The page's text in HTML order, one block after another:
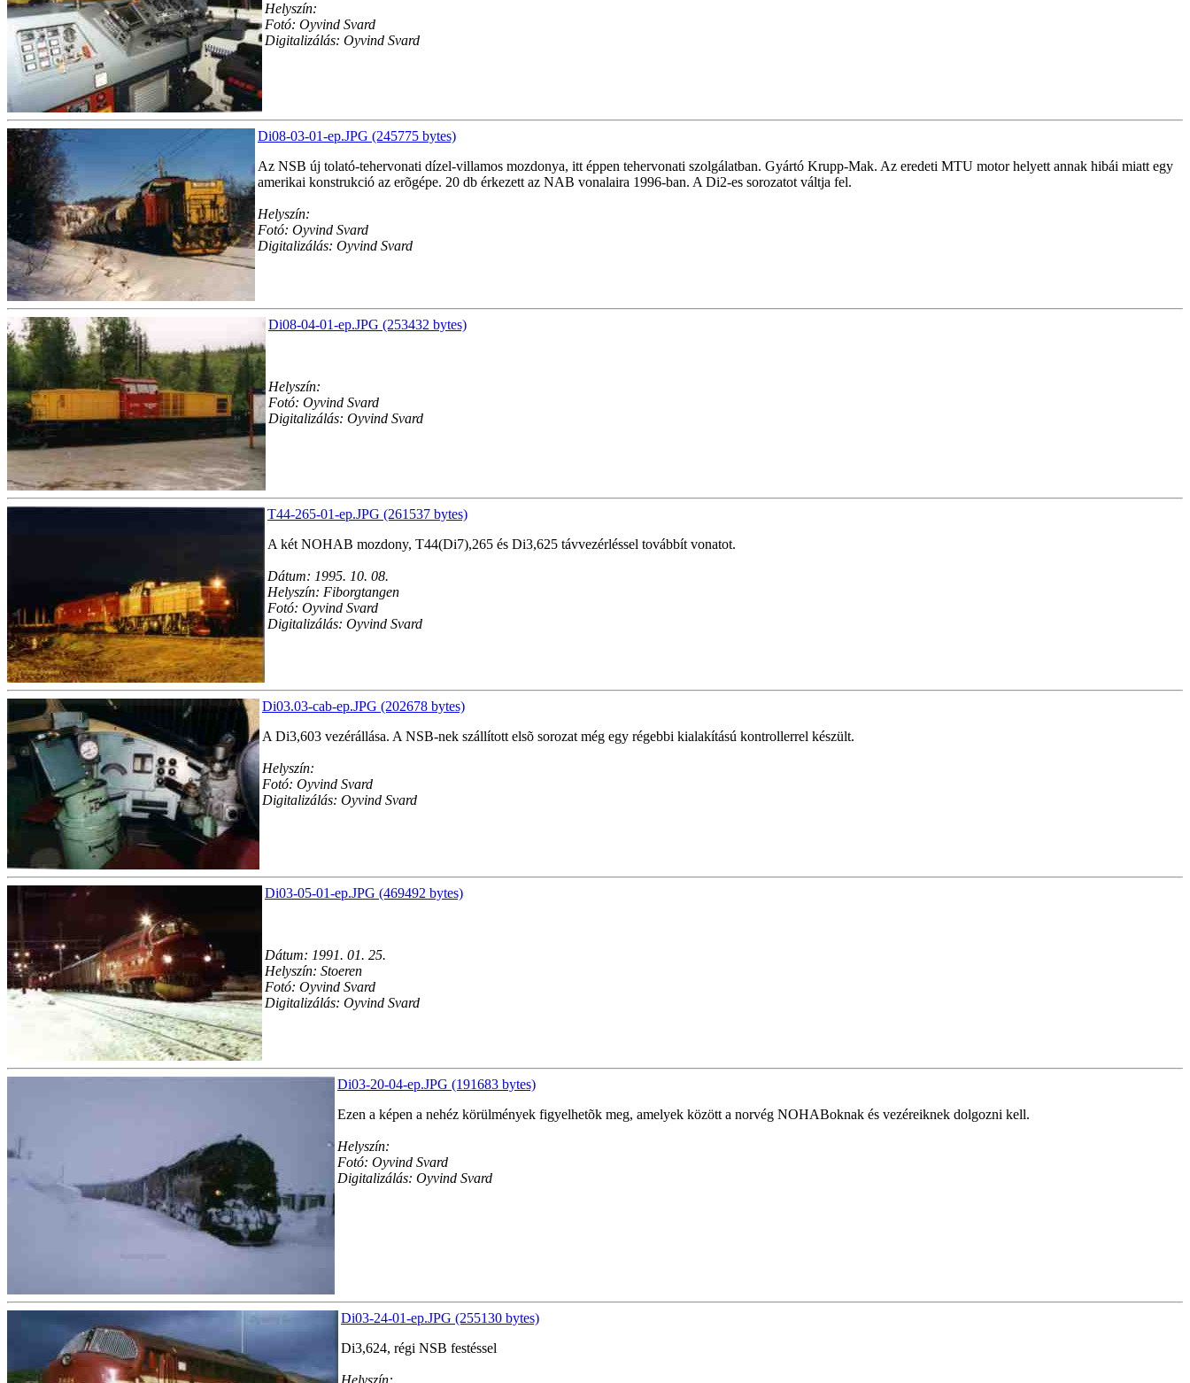
Helyszín:
Fotó: Oyvind Svard
Digitalizálás: Oyvind Svard
Di08-03-01-ep.JPG (245775 bytes)
Az NSB új tolató-tehervonati dízel-villamos mozdonya, itt éppen tehervonati szolgálatban. Gyártó Krupp-Mak. Az eredeti MTU motor helyett annak hibái miatt egy
amerikai konstrukció az erõgépe. 20 db érkezett az NAB vonalaira 1996-ban. A Di2-es sorozatot váltja fel.
Helyszín:
Fotó: Oyvind Svard
Digitalizálás: Oyvind Svard
Di08-04-01-ep.JPG (253432 bytes)
Helyszín:
Fotó: Oyvind Svard
Digitalizálás: Oyvind Svard
T44-265-01-ep.JPG (261537 bytes)
A két NOHAB mozdony, T44(Di7),265 és Di3,625 távvezérléssel továbbít vonatot.
Dátum: 1995. 10. 08.
Helyszín: Fiborgtangen
Fotó: Oyvind Svard
Digitalizálás: Oyvind Svard
Di03.03-cab-ep.JPG (202678 bytes)
A Di3,603 vezérállása. A NSB-nek szállított elsõ sorozat még egy régebbi kialakítású kontrollerrel készült.
Helyszín:
Fotó: Oyvind Svard
Digitalizálás: Oyvind Svard
Di03-05-01-ep.JPG (469492 bytes)
Dátum: 1991. 01. 25.
Helyszín: Stoeren
Fotó: Oyvind Svard
Digitalizálás: Oyvind Svard
Di03-20-04-ep.JPG (191683 bytes)
Ezen a képen a nehéz körülmények figyelhetõk meg, amelyek között a norvég NOHABoknak és vezéreiknek dolgozni kell.
Helyszín:
Fotó: Oyvind Svard
Digitalizálás: Oyvind Svard
Di03-24-01-ep.JPG (255130 bytes)
Di3,624, régi NSB festéssel